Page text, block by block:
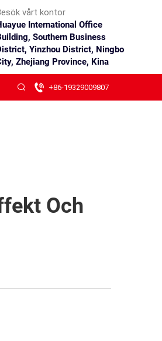
vårt kontor
International Office
Southern Business
Yinzhou District, Ningbo
Zhejiang Province, Kina
+86-19329009807
Och